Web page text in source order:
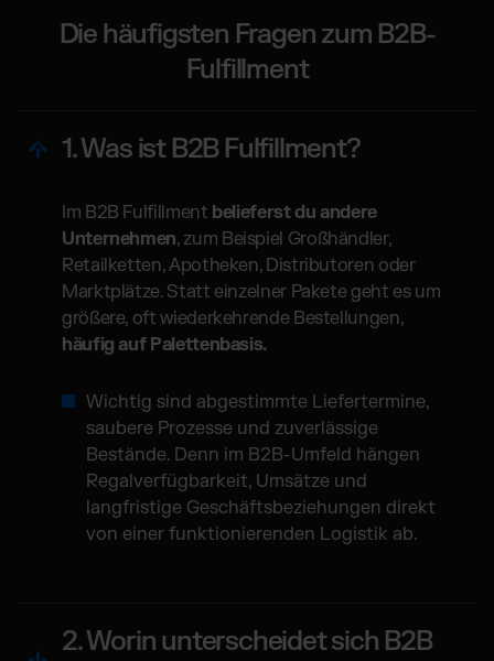
Die häufigsten Fragen zum B2B-
Fulfillment
1. Was ist B2B Fulfillment?
Im B2B Fulfillment belieferst du andere
Unternehmen, zum Beispiel Großhändler,
Retailketten, Apotheken, Distributoren oder
Marktplätze. Statt einzelner Pakete geht es um
größere, oft wiederkehrende Bestellungen,
häufig auf Palettenbasis.
Wichtig sind abgestimmte Liefertermine,
saubere Prozesse und zuverlässige
Bestände. Denn im B2B-Umfeld hängen
Regalverfügbarkeit, Umsätze und
langfristige Geschäftsbeziehungen direkt
von einer funktionierenden Logistik ab.
2. Worin unterscheidet sich B2B